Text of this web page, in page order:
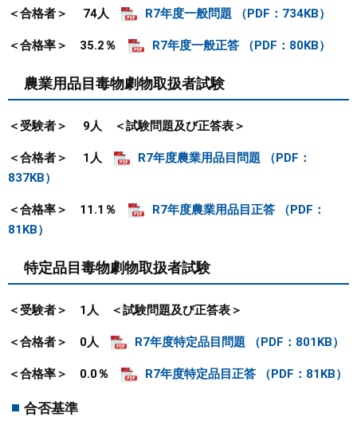
＜合格者＞ 74人 R7年度一般問題 （PDF：734KB）
＜合格率＞ 35.2％ R7年度一般正答 （PDF：80KB）
農業用品目毒物劇物取扱者試験
＜受験者＞ 9人 ＜試験問題及び正答表＞
＜合格者＞ 1人
R7年度農業用品目問題 （PDF：
837KB）
＜合格率＞ 11.1％
R7年度農業用品目正答 （PDF：
81KB）
特定品目毒物劇物取扱者試験
＜受験者＞ 1人 ＜試験問題及び正答表＞
＜合格者＞ 0人 R7年度特定品目問題 （PDF：801KB）
＜合格率＞ 0.0％ R7年度特定品目正答 （PDF：81KB）
合否基準